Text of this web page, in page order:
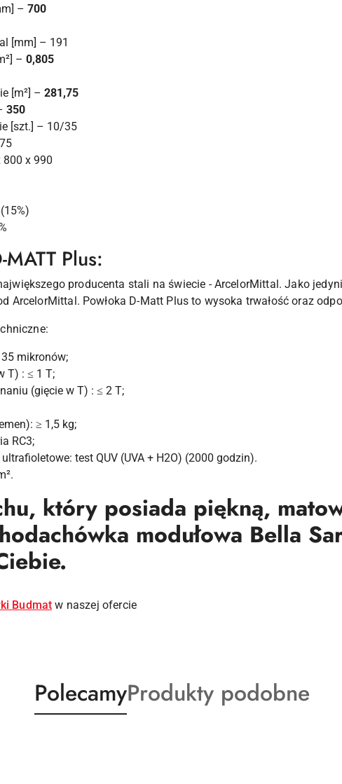
– 700
[mm] – 191
– 0,805
[m²] – 281,75
350
[szt.] – 10/35
x 990
Plus:
producenta stali na świecie - ArcelorMittal. Jako
ArcelorMittal. Powłoka D-Matt Plus to wysoka trwałość oraz
mikronów;
T) : ≤ 1 T;
(gięcie w T) : ≤ 2 T;
≥ 1,5 kg;
RC3;
test QUV (UVA + H2O) (2000 godzin).
który posiada piękną,
modułowa Bella
Budmat w naszej ofercie
Produkty
o
PolecamyProdukty
o
Produkty podobne